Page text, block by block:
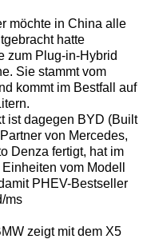
möchte in China alle
hatte
zum Plug-in-Hybrid
Sie stammt vom
kommt im Bestfall auf
ist dagegen BYD (Built
von Mercedes,
Denza fertigt, hat im
vom Modell
PHEV-Bestseller
ms
zeigt mit dem X5